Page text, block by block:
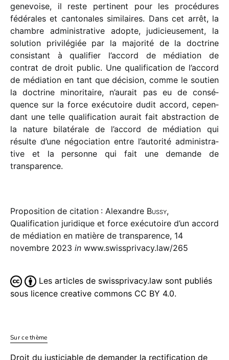
gene­voise, il reste perti­nent pour les procé­dures
fédé­rales et canto­nales simi­laires. Dans cet arrêt, la
chambre admi­nis­tra­tive adopte, judi­cieu­se­ment, la
solu­tion privi­lé­giée par la majo­rité de la doctrine
consis­tant à quali­fier l’accord de média­tion de
contrat de droit public. Une quali­fi­ca­tion de l’accord
de média­tion en tant que déci­sion, comme le soutien
la doctrine mino­ri­taire, n’aurait pas eu de consé­
quence sur la force exécu­toire dudit accord, cepen­
dant une telle quali­fi­ca­tion aurait fait abstrac­tion de
la nature bila­té­rale de l’accord de média­tion qui
résulte d’une négo­cia­tion entre l’autorité admi­nis­tra­
tive et la personne qui fait une demande de
transparence.
Proposition de citation : Alexandre Bussy,
Qualification juridique et force exécutoire d’un accord
de médiation en matière de transparence, 14
novembre 2023 in www.swissprivacy.law/265
Les articles de swissprivacy.law sont publiés
sous licence creative commons CC BY 4.0.
Sur ce thème
Droit du justiciable de demander la rectification de